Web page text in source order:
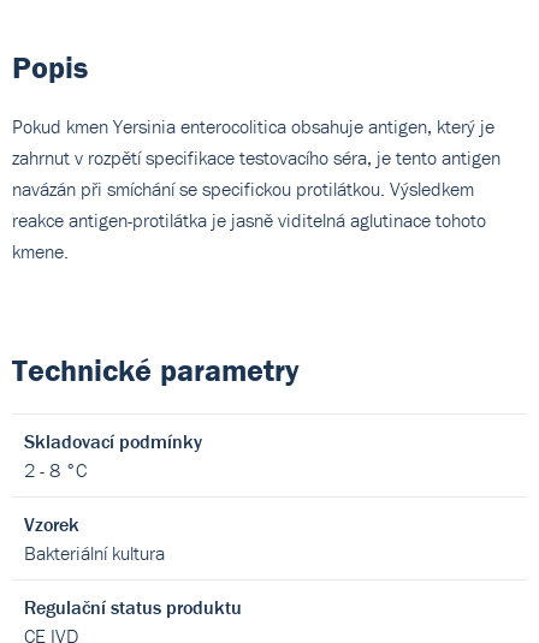
Popis
Pokud kmen Yersinia enterocolitica obsahuje antigen, který je
zahrnut v rozpětí specifikace testovacího séra, je tento antigen
navázán při smíchání se specifickou protilátkou. Výsledkem
reakce antigen-protilátka je jasně viditelná aglutinace tohoto
kmene.
Technické parametry
Skladovací podmínky
2 - 8 °C
Vzorek
Bakteriální kultura
Regulační status produktu
CE IVD